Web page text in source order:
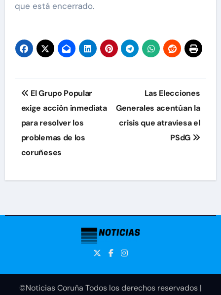
que está encerrado.
Navegación
de
entradas
El Grupo Popular
exige acción inmediata
para resolver los
problemas de los
coruñeses
Las Elecciones
Generales acentúan la
crisis que atraviesa el
PSdG
©Noticias Coruña Todos los derechos reservados |